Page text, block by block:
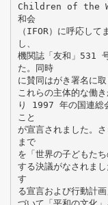
Children of the
和会
（IFOR）に呼応して
し、
機関誌「友和」531
た。同時
に賛同はがき署名に取
これらの主体的な働
り 1997 年の国連総
こと
が宣言されました
まで
を「世界の子どもた
する決議がなされま
す
る宣言および行動計
づいて「平和の文化